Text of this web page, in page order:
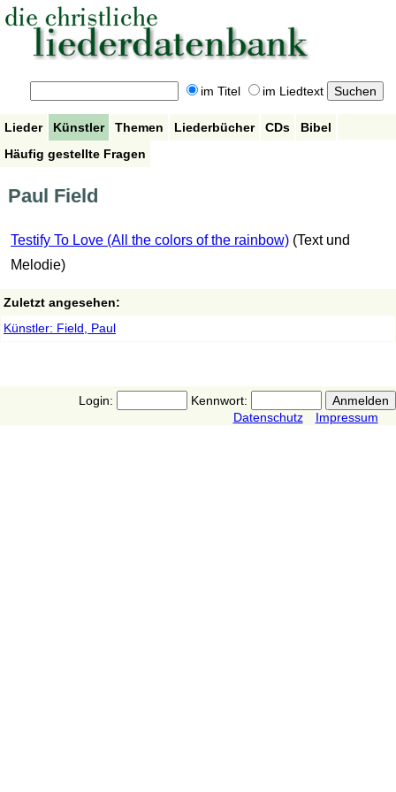
im Titel im Liedtext
Lieder Künstler Themen Liederbücher CDs
Bibel
Häufig gestellte Fragen
Paul Field
Testify To Love (All the colors of the rainbow) (Text und
Melodie)
Zuletzt angesehen:
Künstler: Field, Paul
Login:
Kennwort:
Datenschutz
Impressum